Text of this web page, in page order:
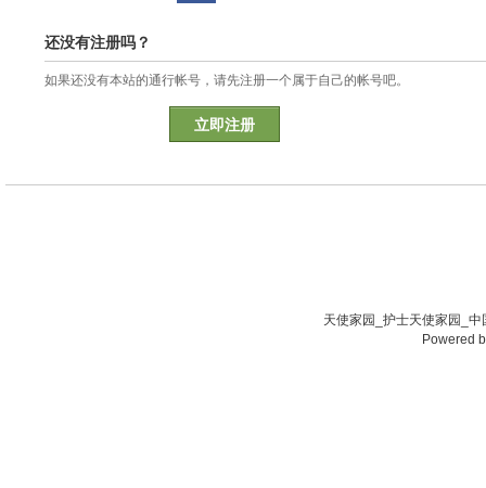
还没有注册吗？
如果还没有本站的通行帐号，请先注册一个属于自己的帐号吧。
立即注册
天使家园_护士天使家园_
Powered